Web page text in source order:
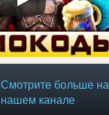
Смотрите больше на
нашем канале